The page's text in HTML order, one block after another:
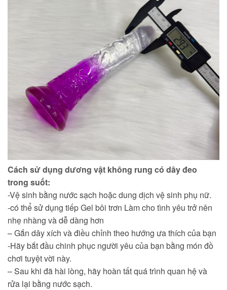
Cách sử dụng dương vật không rung có dây đeo
trong suốt:
-Vệ sinh bằng nước sạch hoặc dung dịch vệ sinh phụ nữ.
-có thể sử dụng tiếpGel bôi trơn Làm cho tình yêu trở nên
nhẹ nhàng và dễ dàng hơn
– Gắn dây xích và điều chỉnh theo hướng ưa thích của bạn
-Hãy bắt đầu chinh phục người yêu của bạn bằng món đồ
chơi tuyệt vời này.
– Sau khi đã hài lòng, hãy hoàn tất quá trình quan hệ và
rửa lại bằng nước sạch.